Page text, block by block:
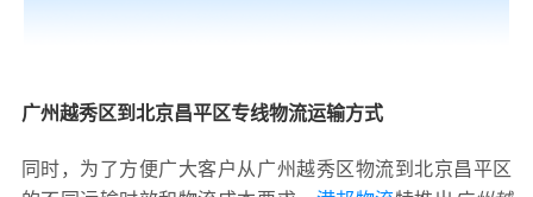
广州越秀区到北京昌平区专线物流运输方式
同时，为了方便广大客户从广州越秀区物流到北京昌平区